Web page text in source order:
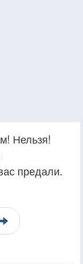
Нельзя!
предали.